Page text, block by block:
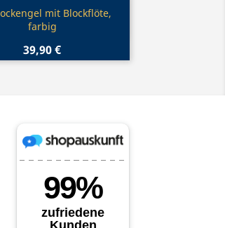
Vorschau
mit Blockflöte,
farbig
39,90 €